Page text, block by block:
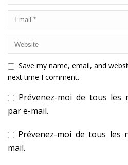
Save my name, email, and
next time I comment.
Prévenez-moi de tous les
par e-mail.
Prévenez-moi de tous les
mail.